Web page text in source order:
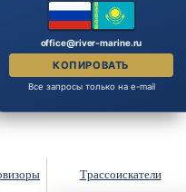
Трассоискатели
office@river-marine.ru
КОПИРОВАТЬ
Все запросы только на e-mail